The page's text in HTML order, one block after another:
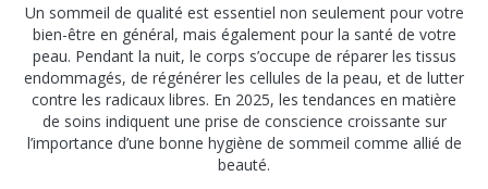
Un sommeil de qualité est essentiel non seulement pour votre
bien-être en général, mais également pour la santé de votre
peau. Pendant la nuit, le corps s’occupe de réparer les tissus
endommagés, de régénérer les cellules de la peau, et de lutter
contre les radicaux libres. En 2025, les tendances en matière
de soins indiquent une prise de conscience croissante sur
l’importance d’une bonne hygiène de sommeil comme allié de
beauté.